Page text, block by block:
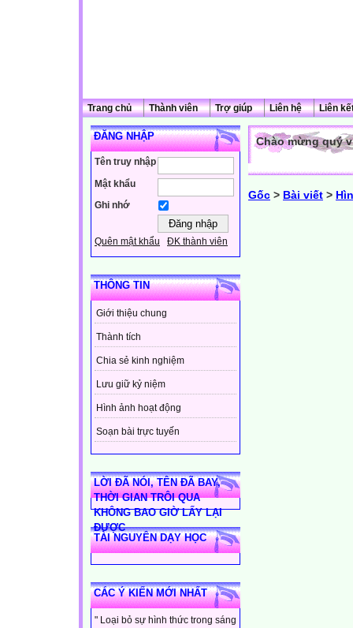
Trang chủ Thành viên Trợ giúp Liên hệ Liên
ĐĂNG NHẬP
Tên truy nhập
Mật khẩu
Ghi nhớ
Quên mật khẩu ĐK thành viên
THÔNG TIN
Giới thiệu chung
Thành tích
Chia sẻ kinh nghiệm
Lưu giữ kỷ niệm
Hình ảnh hoạt động
Soạn bài trực tuyến
LỜI ĐÃ NÓI, TÊN ĐÃ BAY,
THỜI GIAN TRÔI QUA
KHÔNG BAO GIỜ LẤY LẠI
ĐƯỢC
TÀI NGUYÊN DẠY HỌC
CÁC Ý KIẾN MỚI NHẤT
" Loại bỏ sự hình thức trong sáng
Chào mừng quý
Gốc > Bài viết >